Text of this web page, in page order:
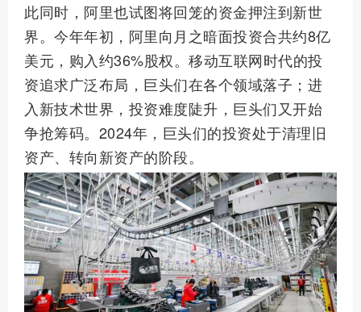
此同时，阿里也试图将回笼的资金押注到新世
界。今年年初，阿里向月之暗面投资合共约8亿
美元，购入约36%股权。移动互联网时代的投
资追求广泛布局，巨头们在各个领域落子；进
入新技术世界，投资难度陡升，巨头们又开始
争抢筹码。2024年，巨头们的投资处于清理旧
资产、转向新资产的阶段。